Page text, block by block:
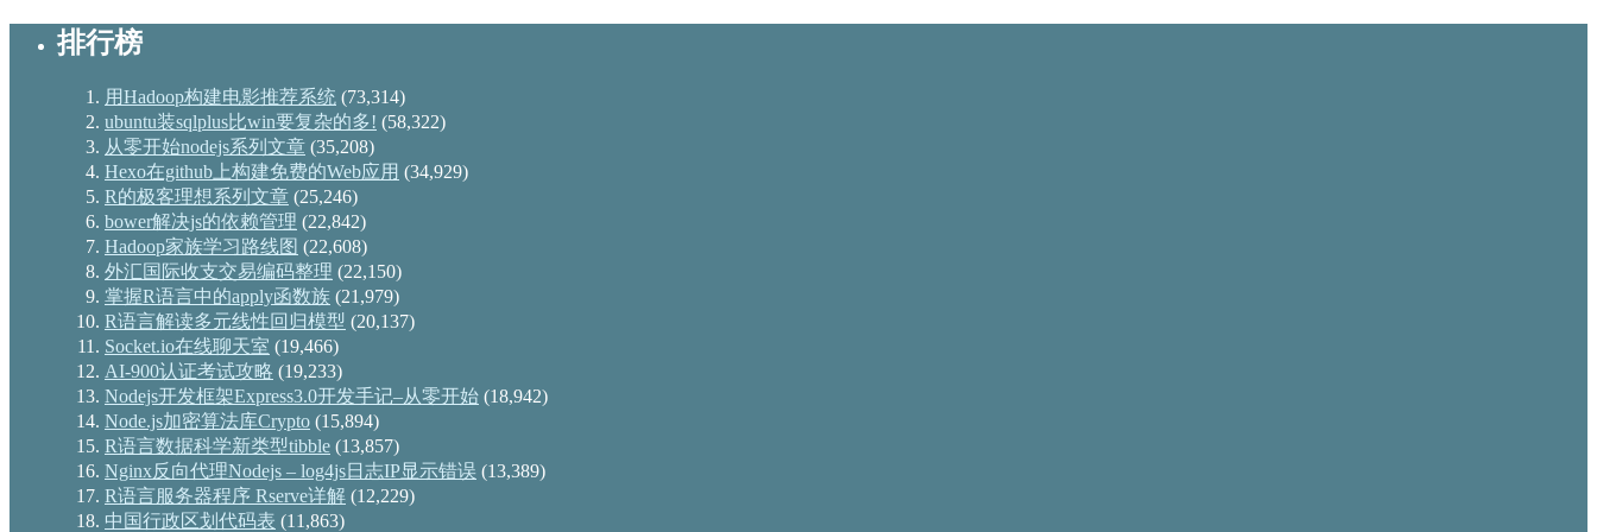
排行榜
用Hadoop构建电影推荐系统 (73,314)
ubuntu装sqlplus比win要复杂的多! (58,322)
从零开始nodejs系列文章 (35,208)
Hexo在github上构建免费的Web应用 (34,929)
R的极客理想系列文章 (25,246)
bower解决js的依赖管理 (22,842)
Hadoop家族学习路线图 (22,608)
外汇国际收支交易编码整理 (22,150)
掌握R语言中的apply函数族 (21,979)
R语言解读多元线性回归模型 (20,137)
Socket.io在线聊天室 (19,466)
AI-900认证考试攻略 (19,233)
Nodejs开发框架Express3.0开发手记–从零开始 (18,942)
Node.js加密算法库Crypto (15,894)
R语言数据科学新类型tibble (13,857)
Nginx反向代理Nodejs – log4js日志IP显示错误 (13,389)
R语言服务器程序 Rserve详解 (12,229)
中国行政区划代码表 (11,863)